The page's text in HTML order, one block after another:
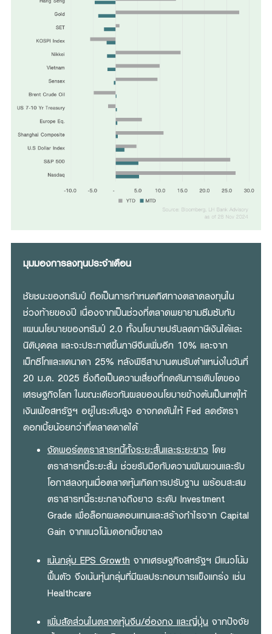
มุมมองการลงทุนประจำเดือน
ชัยชนะของทรัมป์ ถือเป็นการกำหนดทิศทางตลาดลงทุนใน
ช่วงท้ายของปี เนื่องจากเป็นช่วงที่ตลาดพยายามซึมซับกับ
แผนนโยบายของทรัมป์ 2.0 ทั้งนโยบายปรับลดภาษีเงินได้และ
นิติบุคคล และจะประกาศขึ้นภาษีจีนเพิ่มอีก 10% และจาก
เม็กซิโกและแคนาดา 25% หลังพิธีสาบานตนรับตำแหน่งในวันที่
20 ม.ค. 2025 ซึ่งถือเป็นความเสี่ยงที่กดดันการเติบโตของ
เศรษฐกิจโลก ในขณะเดียวกันผลของนโยบายข้างต้นเป็นเหตุให้
เงินเฟ้อสหรัฐฯ อยู่ในระดับสูง อาจกดดันให้ Fed ลดอัตรา
ดอกเบี้ยน้อยกว่าที่ตลาดคาดได้
จัดพอร์ตตราสารหนี้ทั้งระยะสั้นและระยะยาว โดย
ตราสารหนี้ระยะสั้น ช่วยรับมือกับความผันผวนและรับ
โอกาสลงทุนเมื่อตลาดหุ้นเกิดการปรับฐาน พร้อมสะสม
ตราสารหนี้ระยะกลางถึงยาว ระดับ Investment
Grade เพื่อล็อกผลตอบแทนและสร้างกำไรจาก Capital
Gain จากแนวโน้มดอกเบี้ยขาลง
เน้นกลุ่ม EPS Growth จากเศรษฐกิจสหรัฐฯ มีแนวโน้ม
ฟื้นตัว จึงเน้นหุ้นกลุ่มที่มีผลประกอบการแข็งแกร่ง เช่น
Healthcare
เพิ่มสัดส่วนในตลาดหุ้นจีน/ฮ่องกง และญี่ปุ่น จากปัจจัย